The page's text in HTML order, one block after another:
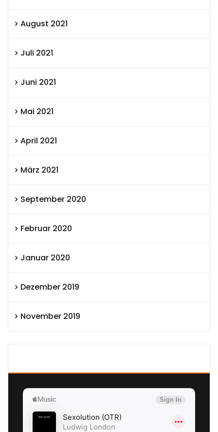
August 2021
Juli 2021
Juni 2021
Mai 2021
April 2021
März 2021
September 2020
Februar 2020
Januar 2020
Dezember 2019
November 2019